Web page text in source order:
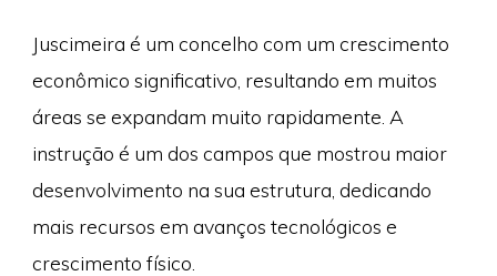
Juscimeira é um concelho com um crescimento
econômico significativo, resultando em muitos
áreas se expandam muito rapidamente. A
instrução é um dos campos que mostrou maior
desenvolvimento na sua estrutura, dedicando
mais recursos em avanços tecnológicos e
crescimento físico.